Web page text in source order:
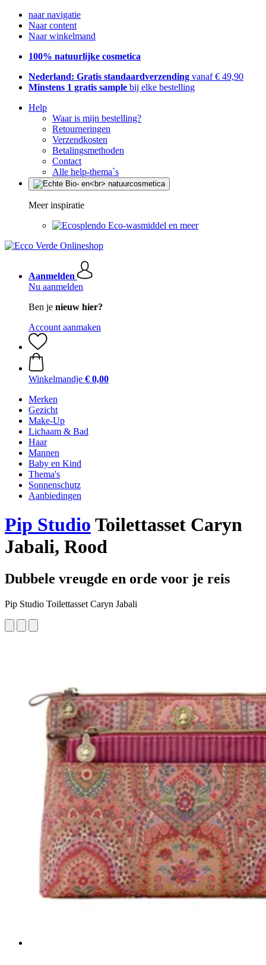
naar navigatie
Naar content
Naar winkelmand
100% natuurlijke cosmetica
Nederland: Gratis standaardverzending vanaf € 49,90
Minstens 1 gratis sample bij elke bestelling
Help
Waar is mijn bestelling?
Retourneringen
Verzendkosten
Betalingsmethoden
Contact
Alle help-thema`s
Meer inspiratie
Eco-wasmiddel en meer
Aanmelden
Nu aanmelden
Ben je nieuw hier?
Account aanmaken
Winkelmandje € 0,00
Merken
Gezicht
Make-Up
Lichaam & Bad
Haar
Mannen
Baby en Kind
Thema's
Sonnenschutz
Aanbiedingen
Pip Studio Toilettasset Caryn
Jabali, Rood
Dubbele vreugde en orde voor je reis
Pip Studio Toilettasset Caryn Jabali